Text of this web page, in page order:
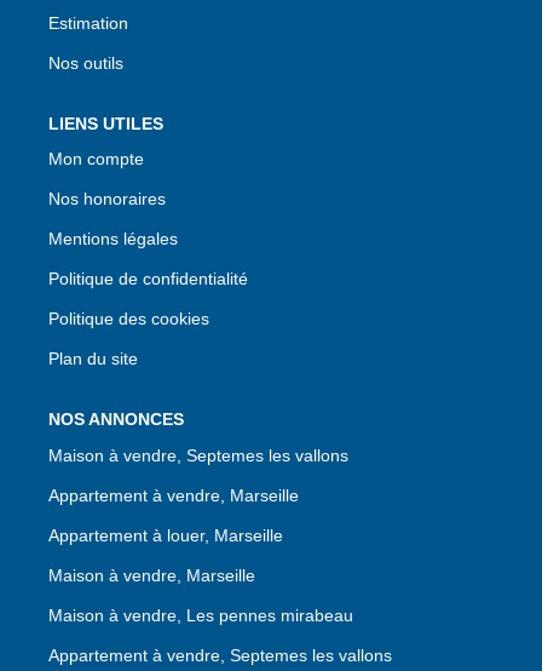
Estimation
Nos outils
LIENS UTILES
Mon compte
Nos honoraires
Mentions légales
Politique de confidentialité
Politique des cookies
Plan du site
NOS ANNONCES
Maison à vendre, Septemes les vallons
Appartement à vendre, Marseille
Appartement à louer, Marseille
Maison à vendre, Marseille
Maison à vendre, Les pennes mirabeau
Appartement à vendre, Septemes les vallons